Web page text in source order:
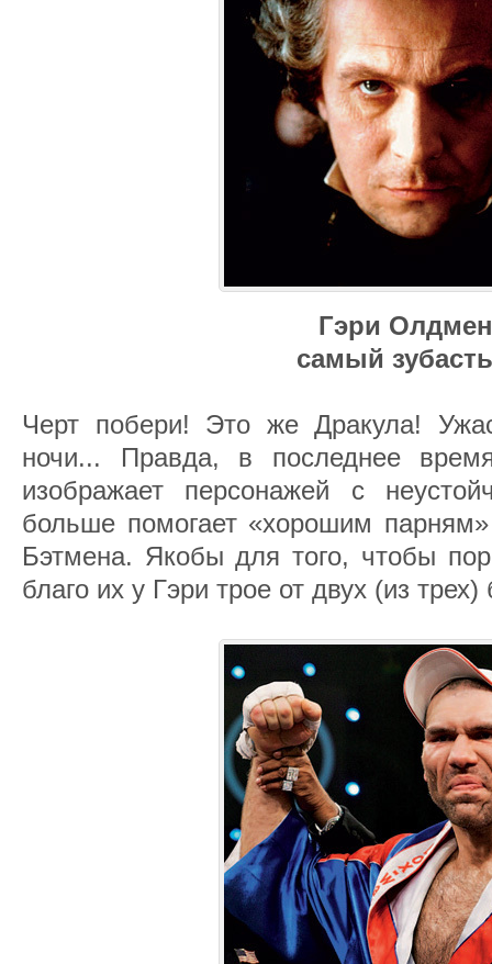
Гэри
самый
Черт побери! Это же Дракула!
ночи... Правда, в последнее
изображает персонажей с
больше помогает «хорошим
Бэтмена. Якобы для того, чтобы
благо их у Гэри трое от двух (из трех)